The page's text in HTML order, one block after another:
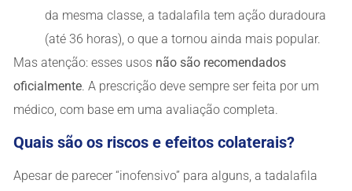
da mesma classe, a tadalafila tem ação duradoura
(até 36 horas), o que a tornou ainda mais popular.
Mas atenção: esses usos não são recomendados
oficialmente. A prescrição deve sempre ser feita por um
médico, com base em uma avaliação completa.
Quais são os riscos e efeitos colaterais?
Apesar de parecer “inofensivo” para alguns, a tadalafila